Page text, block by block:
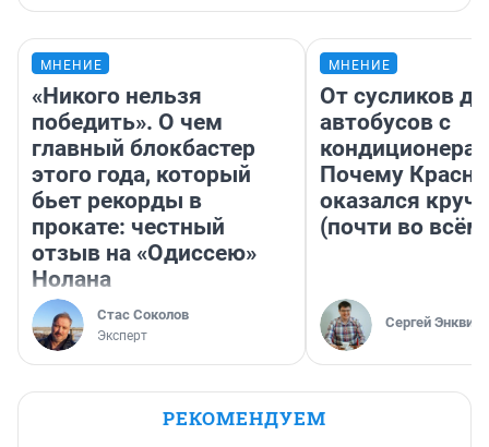
МНЕНИЕ
«Никого нельзя
победить». О чем
главный блокбастер
этого года, который
бьет рекорды в
прокате: честный
отзыв на «Одиссею»
Нолана
Стас Соколов
Эксперт
МНЕНИЕ
От сусликов до
автобусов с
Почему
оказался
(почти во
Сергей Энквист
РЕКОМЕНДУЕМ